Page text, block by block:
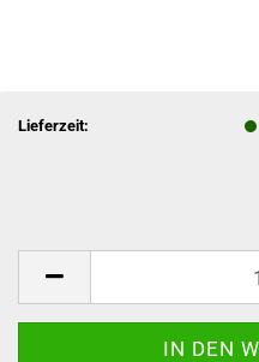
Lieferzeit: